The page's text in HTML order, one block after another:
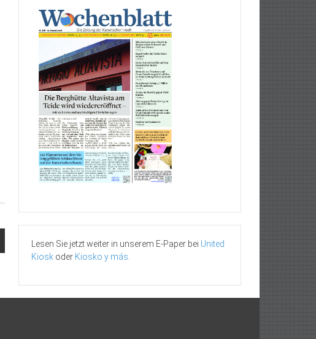
Lesen Sie jetzt weiter in unserem E-Paper bei United
Kiosk oder Kiosko y más